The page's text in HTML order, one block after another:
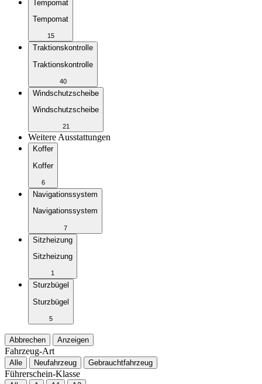
Tempomat
Tempomat
15
Traktionskontrolle
Traktionskontrolle
40
Windschutzscheibe
Windschutzscheibe
21
Weitere Ausstattungen
Koffer
Koffer
6
Navigationssystem
Navigationssystem
7
Sitzheizung
Sitzheizung
1
Sturzbügel
Sturzbügel
5
Abbrechen Anzeigen
Fahrzeug-Art
Alle Neufahrzeug Gebrauchtfahrzeug
Führerschein-Klasse